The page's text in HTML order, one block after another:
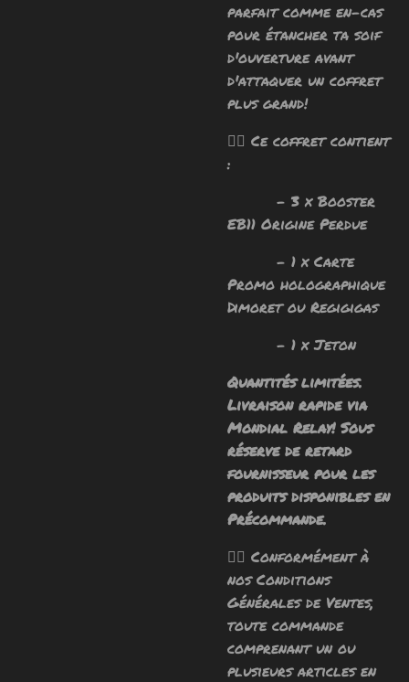
parfait comme en-cas
pour étancher ta soif
d'ouverture avant
d'attaquer un coffret
plus grand!
🧙‍♂️ Ce coffret contient
:
- 3 x Booster
EB11 Origine Perdue
- 1 x Carte
Promo holographique
Dimoret ou Regigigas
- 1 x Jeton
Quantités limitées.
Livraison rapide via
Mondial Relay! Sous
réserve de retard
fournisseur pour les
produits disponibles en
Précommande.
🧙‍♂️ Conformément à
nos Conditions
Générales de Ventes,
toute commande
comprenant un ou
plusieurs articles en